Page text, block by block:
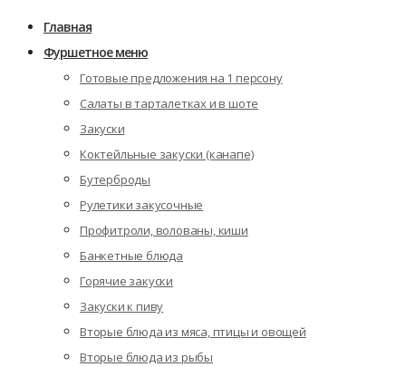
Главная
Фуршетное меню
Готовые предложения на 1 персону
Салаты в тарталетках и в шоте
Закуски
Коктейльные закуски (канапе)
Бутерброды
Рулетики закусочные
Профитроли, волованы, киши
Банкетные блюда
Горячие закуски
Закуски к пиву
Вторые блюда из мяса, птицы и овощей
Вторые блюда из рыбы